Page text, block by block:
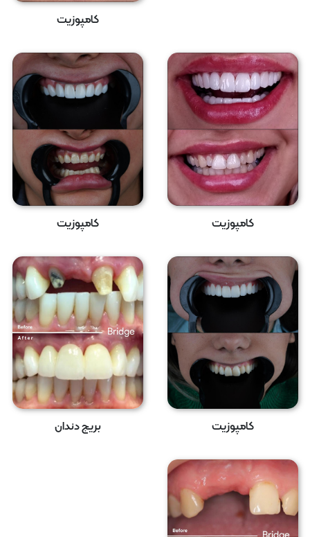
کامپوزیت
کامپوزیت کامپوزیت
کامپوزیت بریج دندان